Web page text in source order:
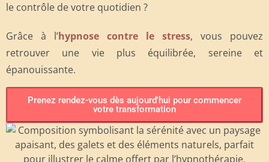
le contrôle de votre quotidien ?
Grâce à l’hypnose contre le stress, vous pouvez
retrouver une vie plus équilibrée, sereine et
épanouissante.
Prenez rendez-vous dès aujourd'hui pour commencer
votre transformation